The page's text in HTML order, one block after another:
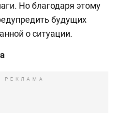
Но благодаря этому
будущих
о ситуации.
РЕКЛАМА